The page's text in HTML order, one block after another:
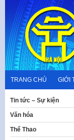
content
TRANG CHỦ GIỚI
Tin tức – Sự kiện
Văn hóa
Thể Thao